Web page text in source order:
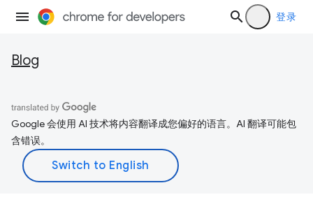
登录
Blog
Google 会使用 AI 技术将内容翻译成您偏好的语言。AI 翻译可能包
含错误。